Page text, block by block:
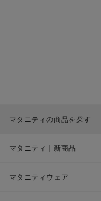
マタニティの商品を探す
マタニティ｜新商品
マタニティウェア